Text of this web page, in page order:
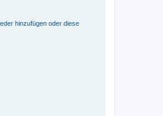
hinzufügen oder diese